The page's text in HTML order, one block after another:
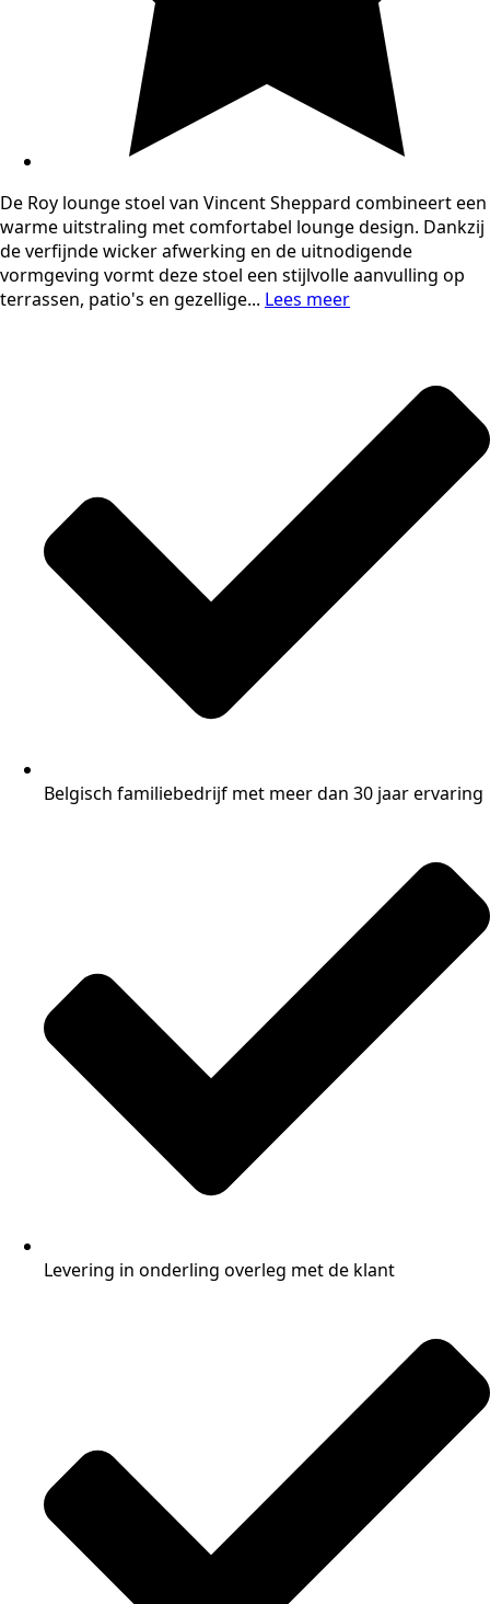
De Roy lounge stoel van Vincent Sheppard combineert een
warme uitstraling met comfortabel lounge design. Dankzij
de verfijnde wicker afwerking en de uitnodigende
vormgeving vormt deze stoel een stijlvolle aanvulling op
terrassen, patio's en gezellige... Lees meer
Belgisch familiebedrijf met meer dan 30 jaar ervaring
Levering in onderling overleg met de klant